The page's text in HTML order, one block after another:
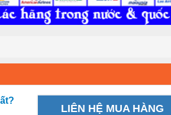
LIÊN HỆ MUA HÀNG